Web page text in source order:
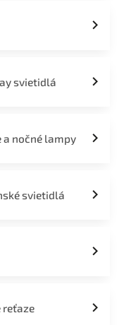
svietidlá
a nočné lampy
svietidlá
reťaze